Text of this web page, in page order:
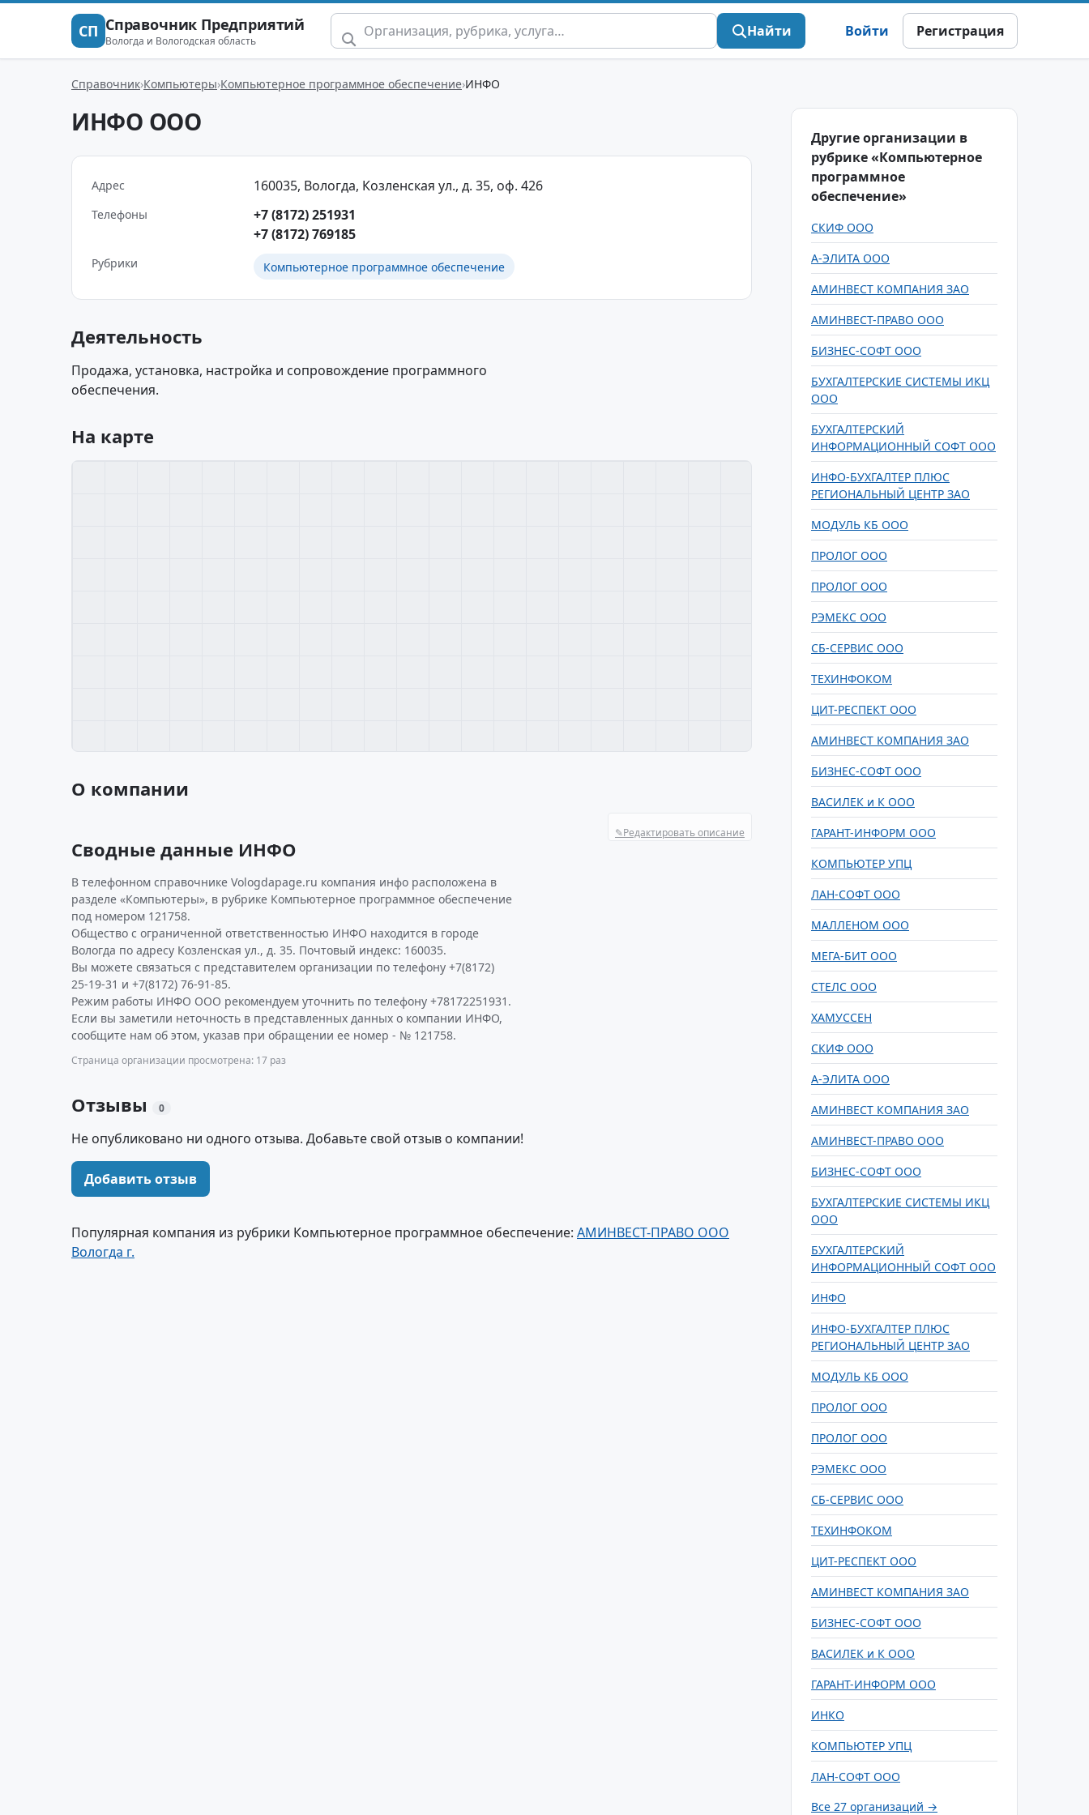
СП Справочник Предприятий
Вологда и Вологодская область
Найти Войти Регистрация
Справочник Компьютеры Компьютерное программное обеспечение ИНФО
ИНФО ООО
Адрес 160035, Вологда, Козленская ул., д. 35, оф. 426
Телефоны
+7 (8172) 251931
+7 (8172) 769185
Рубрики Компьютерное программное обеспечение
Деятельность
Продажа, установка, настройка и сопровождение программного
обеспечения.
На карте
О компании
✎Редактировать описание
Сводные данные ИНФО
В телефонном справочнике Vologdapage.ru компания инфо расположена в
разделе «Компьютеры», в рубрике Компьютерное программное обеспечение
под номером 121758.
Общество с ограниченной ответственностью ИНФО находится в городе
Вологда по адресу Козленская ул., д. 35. Почтовый индекс: 160035.
Вы можете связаться с представителем организации по телефону +7(8172)
25-19-31 и +7(8172) 76-91-85.
Режим работы ИНФО ООО рекомендуем уточнить по телефону +78172251931.
Если вы заметили неточность в представленных данных о компании ИНФО,
сообщите нам об этом, указав при обращении ее номер - № 121758.
Страница организации просмотрена: 17 раз
Отзывы 0
Не опубликовано ни одного отзыва. Добавьте свой отзыв о компании!
Добавить отзыв
Популярная компания из рубрики Компьютерное программное обеспечение: АМИНВЕСТ-ПРАВО ООО
Вологда г.
Другие организации в
рубрике «Компьютерное
программное
обеспечение»
СКИФ ООО
А-ЭЛИТА ООО
АМИНВЕСТ КОМПАНИЯ ЗАО
АМИНВЕСТ-ПРАВО ООО
БИЗНЕС-СОФТ ООО
БУХГАЛТЕРСКИЕ СИСТЕМЫ ИКЦ
ООО
БУХГАЛТЕРСКИЙ
ИНФОРМАЦИОННЫЙ СОФТ ООО
ИНФО-БУХГАЛТЕР ПЛЮС
РЕГИОНАЛЬНЫЙ ЦЕНТР ЗАО
МОДУЛЬ КБ ООО
ПРОЛОГ ООО
ПРОЛОГ ООО
РЭМЕКС ООО
СБ-СЕРВИС ООО
ТЕХИНФОКОМ
ЦИТ-РЕСПЕКТ ООО
АМИНВЕСТ КОМПАНИЯ ЗАО
БИЗНЕС-СОФТ ООО
ВАСИЛЕК и К ООО
ГАРАНТ-ИНФОРМ ООО
КОМПЬЮТЕР УПЦ
ЛАН-СОФТ ООО
МАЛЛЕНОМ ООО
МЕГА-БИТ ООО
СТЕЛС ООО
ХАМУССЕН
СКИФ ООО
А-ЭЛИТА ООО
АМИНВЕСТ КОМПАНИЯ ЗАО
АМИНВЕСТ-ПРАВО ООО
БИЗНЕС-СОФТ ООО
БУХГАЛТЕРСКИЕ СИСТЕМЫ ИКЦ
ООО
БУХГАЛТЕРСКИЙ
ИНФОРМАЦИОННЫЙ СОФТ ООО
ИНФО
ИНФО-БУХГАЛТЕР ПЛЮС
РЕГИОНАЛЬНЫЙ ЦЕНТР ЗАО
МОДУЛЬ КБ ООО
ПРОЛОГ ООО
ПРОЛОГ ООО
РЭМЕКС ООО
СБ-СЕРВИС ООО
ТЕХИНФОКОМ
ЦИТ-РЕСПЕКТ ООО
АМИНВЕСТ КОМПАНИЯ ЗАО
БИЗНЕС-СОФТ ООО
ВАСИЛЕК и К ООО
ГАРАНТ-ИНФОРМ ООО
ИНКО
КОМПЬЮТЕР УПЦ
ЛАН-СОФТ ООО
Все 27 организаций →